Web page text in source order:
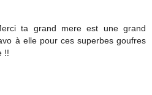
ta grand mere est une grand
à elle pour ces superbes goufres
!!